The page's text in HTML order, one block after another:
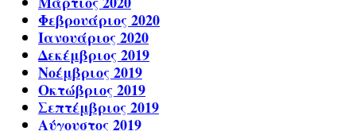
Φεβρουάριος 2020
Ιανουάριος 2020
Δεκέμβριος 2019
Νοέμβριος 2019
Οκτώβριος 2019
Σεπτέμβριος 2019
Αύγουστος 2019